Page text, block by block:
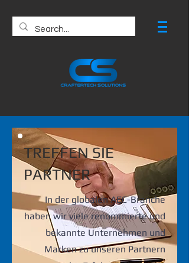
TREFFEN SIE
PARTNER
In der globalen AEC-Branche
haben wir viele renommierte und
bekannte Unternehmen und
Marken zu unseren Partnern